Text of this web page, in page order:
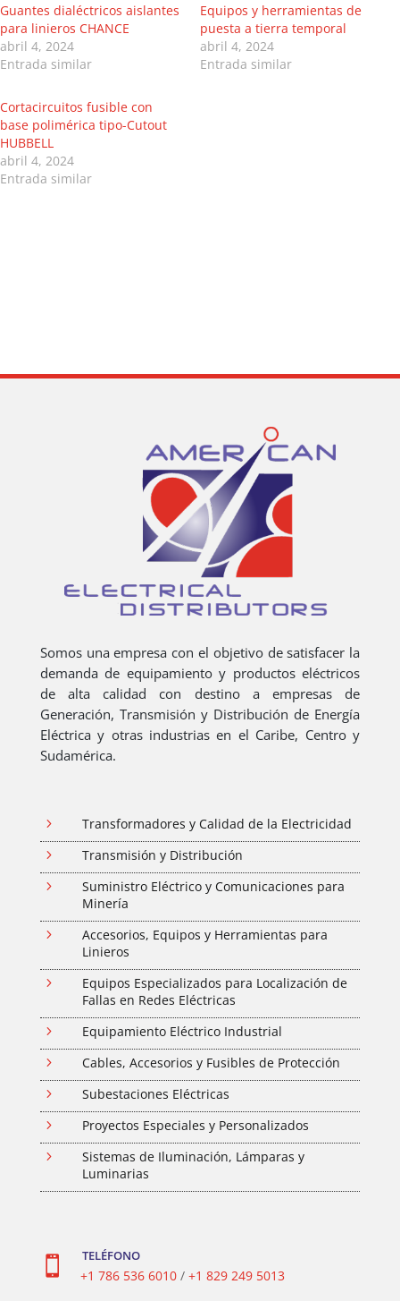
Guantes dialéctricos aislantes
para linieros CHANCE
abril 4, 2024
Entrada similar
Equipos y herramientas de
puesta a tierra temporal
abril 4, 2024
Entrada similar
Cortacircuitos fusible con
base polimérica tipo-Cutout
HUBBELL
abril 4, 2024
Entrada similar
Somos una empresa con el objetivo de satisfacer la
demanda de equipamiento y productos eléctricos
de alta calidad con destino a empresas de
Generación, Transmisión y Distribución de Energía
Eléctrica y otras industrias en el Caribe, Centro y
Sudamérica.
5 Transformadores y Calidad de la Electricidad
5 Transmisión y Distribución
5
Suministro Eléctrico y Comunicaciones para
Minería
5
Accesorios, Equipos y Herramientas para
Linieros
5
Equipos Especializados para Localización de
Fallas en Redes Eléctricas
5 Equipamiento Eléctrico Industrial
5 Cables, Accesorios y Fusibles de Protección
5 Subestaciones Eléctricas
5 Proyectos Especiales y Personalizados
5
Sistemas de Iluminación, Lámparas y
Luminarias
 TELÉFONO
+1 786 536 6010/ +1 829 249 5013